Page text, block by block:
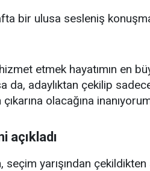
bir ulusa sesleniş
etmek hayatımın en
da, adaylıktan çekilip
olacağına
açıkladı
seçim yarışından